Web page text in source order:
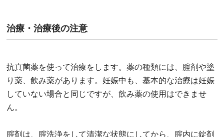
治療・治療後の注意
抗真菌薬を使って治療をします。薬の種類には、腟剤や塗
り薬、飲み薬があります。妊娠中も、基本的な治療は妊娠
していない場合と同じですが、飲み薬の使用はできませ
ん。
腟剤は、腟洗浄をして清潔な状態にしてから、腟内に錠剤